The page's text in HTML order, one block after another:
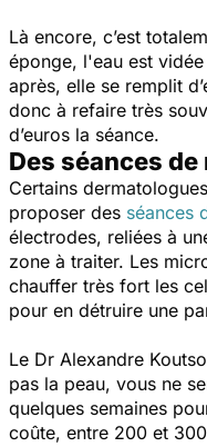
Là encore, c’est
éponge, l'eau est
après, elle se remplit
donc à refaire très
d’euros la séance.
Des séances
Certains
proposer des séances
électrodes, reliées à
zone à traiter. Les
chauffer très fort les
pour en détruire une
Le Dr Alexandre
pas la peau, vous ne
quelques semaines
coûte, entre 200 et